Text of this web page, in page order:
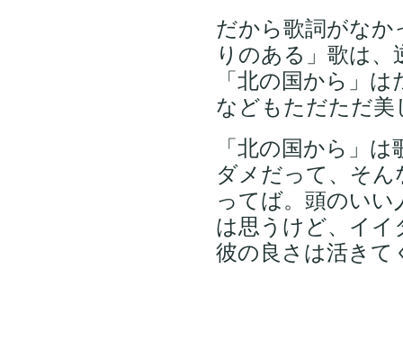
だから歌詞がなか
りのある」歌は
「北の国から」
などもただただ美
「北の国から」
ダメだって、そ
ってば。頭のい
は思うけど、イ
彼の良さは活きて